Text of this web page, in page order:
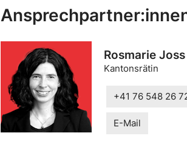
Rosmarie Joss
Kantonsrätin
+41 76 548 26
E-Mail